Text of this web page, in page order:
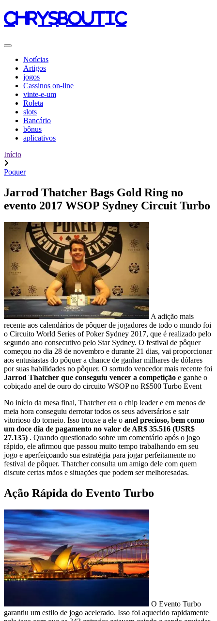
chrysboutic
Notícias
Artigos
jogos
Cassinos on-line
vinte-e-um
Roleta
slots
Bancário
bônus
aplicativos
Início
Poquer
Jarrod Thatcher Bags Gold Ring no
evento 2017 WSOP Sydney Circuit Turbo
A adição mais
recente aos calendários de pôquer de jogadores de todo o mundo foi
o Circuito World Series of Poker Sydney 2017, que é realizado pelo
segundo ano consecutivo pelo Star Sydney. O festival de pôquer
começou no dia 28 de novembro e durante 21 dias, vai proporcionar
aos entusiastas do pôquer a chance de ganhar milhares de dólares
por suas habilidades no pôquer. O sortudo vencedor mais recente foi
Jarrod Thatcher que conseguiu vencer a competição e ganhe o
cobiçado anel de ouro do circuito WSOP no R$500 Turbo Event
No início da mesa final, Thatcher era o chip leader e em menos de
meia hora conseguiu derrotar todos os seus adversários e sair
vitorioso do torneio. Isso trouxe a ele o anel precioso, bem como
um doce dia de pagamento no valor de AR$ 35.516 (USR$
27.135) . Quando questionado sobre um comentário após o jogo
rápido, ele afirmou que passou muito tempo trabalhando em seu
jogo e aperfeiçoando sua estratégia para jogar perfeitamente no
festival de pôquer. Thatcher consulta um amigo dele com quem
discute certas mãos e situações que podem ser melhoresadas.
Ação Rápida do Evento Turbo
O Evento Turbo
garantiu um estilo de jogo acelerado. Isso foi aquecido rapidamente